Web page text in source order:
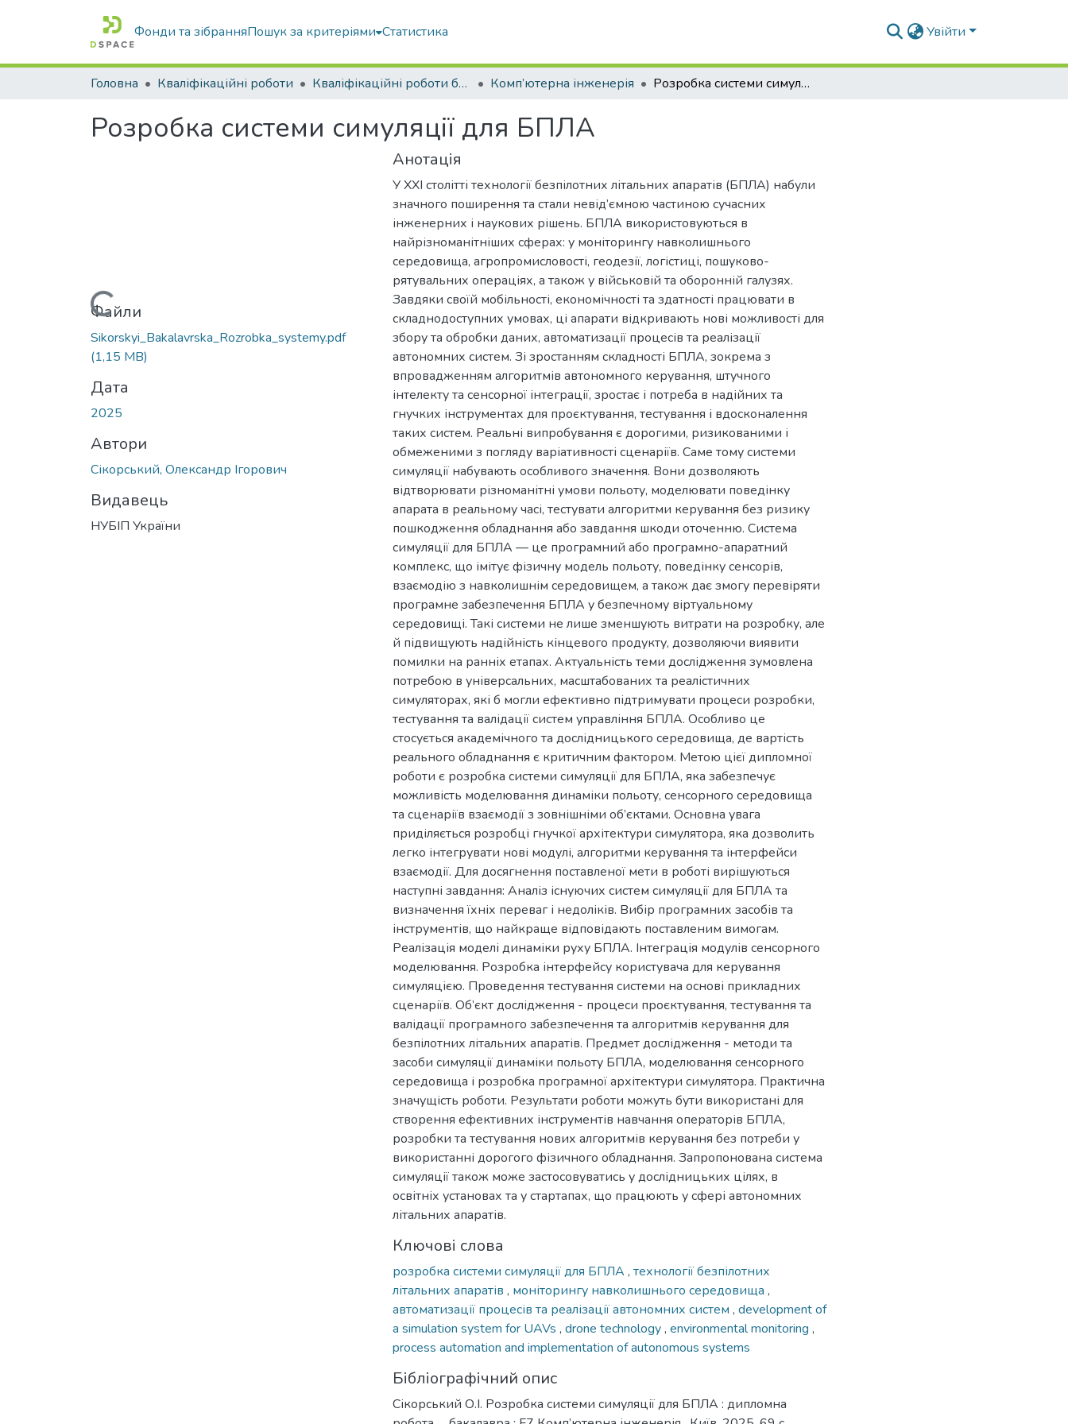
Фонди та зібранняПошук за критеріями Статистика Увійти
Головна Кваліфікаційні роботи Кваліфікаційні роботи бакалаврів Комп’ютерна інженерія Розробка системи симуляції для БПЛА
Розробка системи симуляції для БПЛА
Вантажиться...Файли
Sikorskyi_Bakalavrska_Rozrobka_systemy.pdf
(1,15 MB)
Дата
2025
Автори
Сікорський, Олександр Ігорович
Видавець
НУБІП України
Анотація
У XXI столітті технології безпілотних літальних апаратів (БПЛА) набули
значного поширення та стали невід’ємною частиною сучасних
інженерних і наукових рішень. БПЛА використовуються в
найрізноманітніших сферах: у моніторингу навколишнього
середовища, агропромисловості, геодезії, логістиці, пошуково-
рятувальних операціях, а також у військовій та оборонній галузях.
Завдяки своїй мобільності, економічності та здатності працювати в
складнодоступних умовах, ці апарати відкривають нові можливості для
збору та обробки даних, автоматизації процесів та реалізації
автономних систем. Зі зростанням складності БПЛА, зокрема з
впровадженням алгоритмів автономного керування, штучного
інтелекту та сенсорної інтеграції, зростає і потреба в надійних та
гнучких інструментах для проєктування, тестування і вдосконалення
таких систем. Реальні випробування є дорогими, ризикованими і
обмеженими з погляду варіативності сценаріїв. Саме тому системи
симуляції набувають особливого значення. Вони дозволяють
відтворювати різноманітні умови польоту, моделювати поведінку
апарата в реальному часі, тестувати алгоритми керування без ризику
пошкодження обладнання або завдання шкоди оточенню. Система
симуляції для БПЛА — це програмний або програмно-апаратний
комплекс, що імітує фізичну модель польоту, поведінку сенсорів,
взаємодію з навколишнім середовищем, а також дає змогу перевіряти
програмне забезпечення БПЛА у безпечному віртуальному
середовищі. Такі системи не лише зменшують витрати на розробку, але
й підвищують надійність кінцевого продукту, дозволяючи виявити
помилки на ранніх етапах. Актуальність теми дослідження зумовлена
потребою в універсальних, масштабованих та реалістичних
симуляторах, які б могли ефективно підтримувати процеси розробки,
тестування та валідації систем управління БПЛА. Особливо це
стосується академічного та дослідницького середовища, де вартість
реального обладнання є критичним фактором. Метою цієї дипломної
роботи є розробка системи симуляції для БПЛА, яка забезпечує
можливість моделювання динаміки польоту, сенсорного середовища
та сценаріїв взаємодії з зовнішніми об’єктами. Основна увага
приділяється розробці гнучкої архітектури симулятора, яка дозволить
легко інтегрувати нові модулі, алгоритми керування та інтерфейси
взаємодії. Для досягнення поставленої мети в роботі вирішуються
наступні завдання: Аналіз існуючих систем симуляції для БПЛА та
визначення їхніх переваг і недоліків. Вибір програмних засобів та
інструментів, що найкраще відповідають поставленим вимогам.
Реалізація моделі динаміки руху БПЛА. Інтеграція модулів сенсорного
моделювання. Розробка інтерфейсу користувача для керування
симуляцією. Проведення тестування системи на основі прикладних
сценаріїв. Об’єкт дослідження - процеси проєктування, тестування та
валідації програмного забезпечення та алгоритмів керування для
безпілотних літальних апаратів. Предмет дослідження - методи та
засоби симуляції динаміки польоту БПЛА, моделювання сенсорного
середовища і розробка програмної архітектури симулятора. Практична
значущість роботи. Результати роботи можуть бути використані для
створення ефективних інструментів навчання операторів БПЛА,
розробки та тестування нових алгоритмів керування без потреби у
використанні дорогого фізичного обладнання. Запропонована система
симуляції також може застосовуватись у дослідницьких цілях, в
освітніх установах та у стартапах, що працюють у сфері автономних
літальних апаратів.
Ключові слова
розробка системи симуляції для БПЛА , технології безпілотних
літальних апаратів , моніторингу навколишнього середовища ,
автоматизації процесів та реалізації автономних систем , development of
a simulation system for UAVs , drone technology, environmental monitoring ,
process automation and implementation of autonomous systems
Бібліографічний опис
Сікорський О.І. Розробка системи симуляції для БПЛА : дипломна